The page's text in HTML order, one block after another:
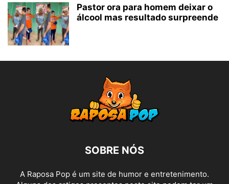
Pastor ora para homem deixar o
álcool mas resultado surpreende
SOBRE NÓS
A Raposa Pop é um site de humor e entretenimento.